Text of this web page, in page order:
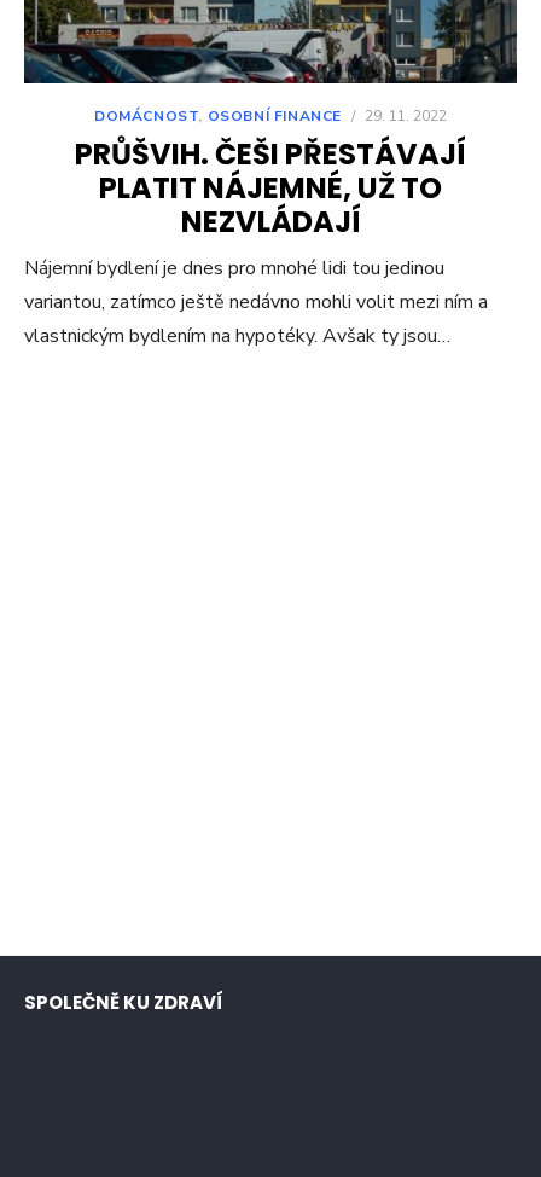
DOMÁCNOST, OSOBNÍ FINANCE / 29. 11. 2022
PRŮŠVIH. ČEŠI PŘESTÁVAJÍ
PLATIT NÁJEMNÉ, UŽ TO
NEZVLÁDAJÍ
Nájemní bydlení je dnes pro mnohé lidi tou jedinou
variantou, zatímco ještě nedávno mohli volit mezi ním a
vlastnickým bydlením na hypotéky. Avšak ty jsou…
SPOLEČNĚ KU ZDRAVÍ